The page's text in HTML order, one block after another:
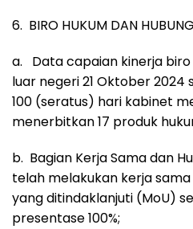
6. BIRO HUKUM DAN
a. Data capaian kinerja
luar negeri 21 Oktober 2024
100 (seratus) hari kabinet
menerbitkan 17 produk
b. Bagian Kerja Sama dan
telah melakukan kerja
yang ditindaklanjuti (MoU)
presentase 100%;